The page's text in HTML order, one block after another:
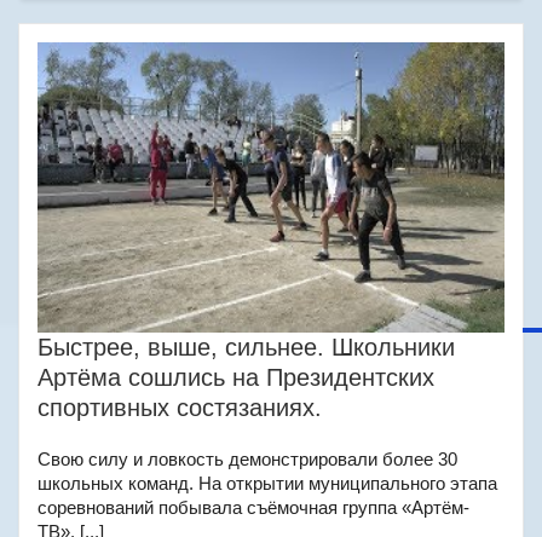
Быстрее, выше, сильнее. Школьники
Артёма сошлись на Президентских
спортивных состязаниях.
Свою силу и ловкость демонстрировали более 30
школьных команд. На открытии муниципального этапа
соревнований побывала съёмочная группа «Артём-
ТВ». [...]